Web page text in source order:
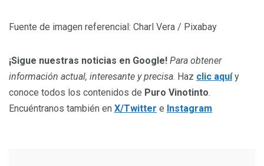
Fuente de imagen referencial: Charl Vera / Pixabay
¡Sigue nuestras noticias en Google! Para obtener
información actual, interesante y precisa. Haz clic aquíy
conoce todos los contenidos de Puro Vinotinto.
Encuéntranos también en X/Twitter e Instagram